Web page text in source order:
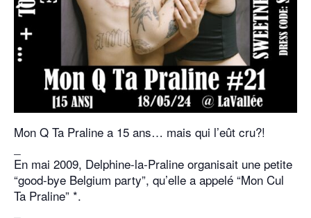
Mon Q Ta Praline a 15 ans… mais qui l’eût cru?!
En mai 2009, Delphine-la-Praline organisait une petite
“good-bye Belgium party”, qu’elle a appelé “Mon Cul
Ta Praline” *.